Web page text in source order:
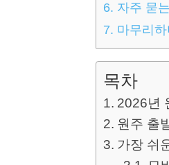
6. 자주 묻
7. 마무리하
목차
2026년
원주 출
가장 쉬